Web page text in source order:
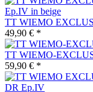
TT WIEMO
49,90 € *
TT WIEMO-
59,90 € *